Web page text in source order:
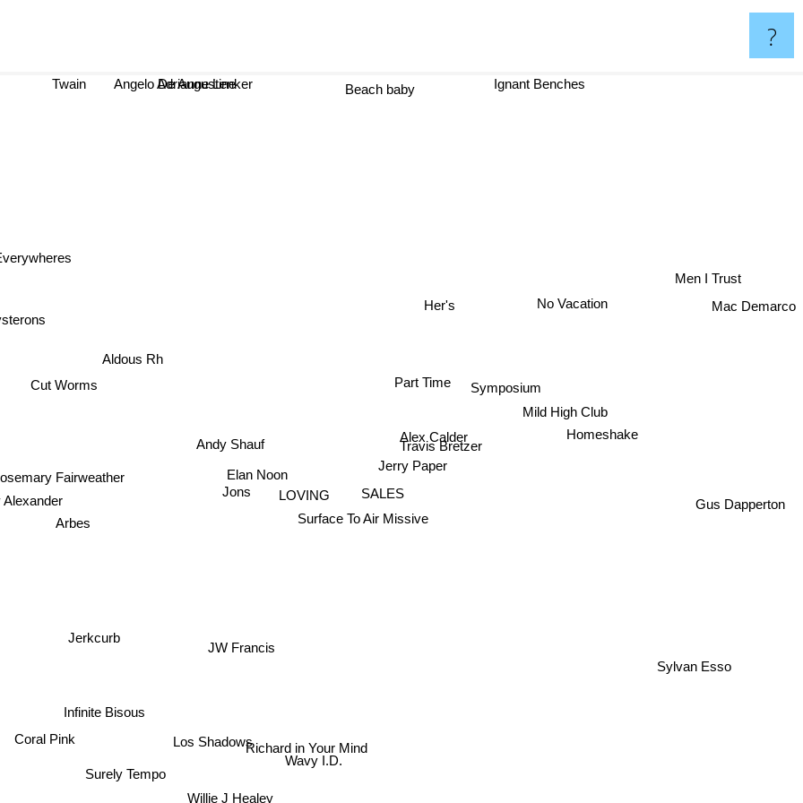
?
LOVING SALES
Elan Noon
Jons
Surface To Air Missive
Travis Bretzer
Mild High Club
Jerry Paper
Andy Shauf
Alexander
Arbes
Homeshake
JW Francis
Symposium
Alex Calder
Her's
Cut Worms
Part Time
Aldous Rh
Jerkcurb
Richard in Your Mind
Fairweather
No Vacation
Los Shadows
Mac Demarco
Infinite Bisous
Adrianne Lenker Ignant Benches
Coral Pink
Gus Dapperton
Twain Angelo De Augustine Beach baby